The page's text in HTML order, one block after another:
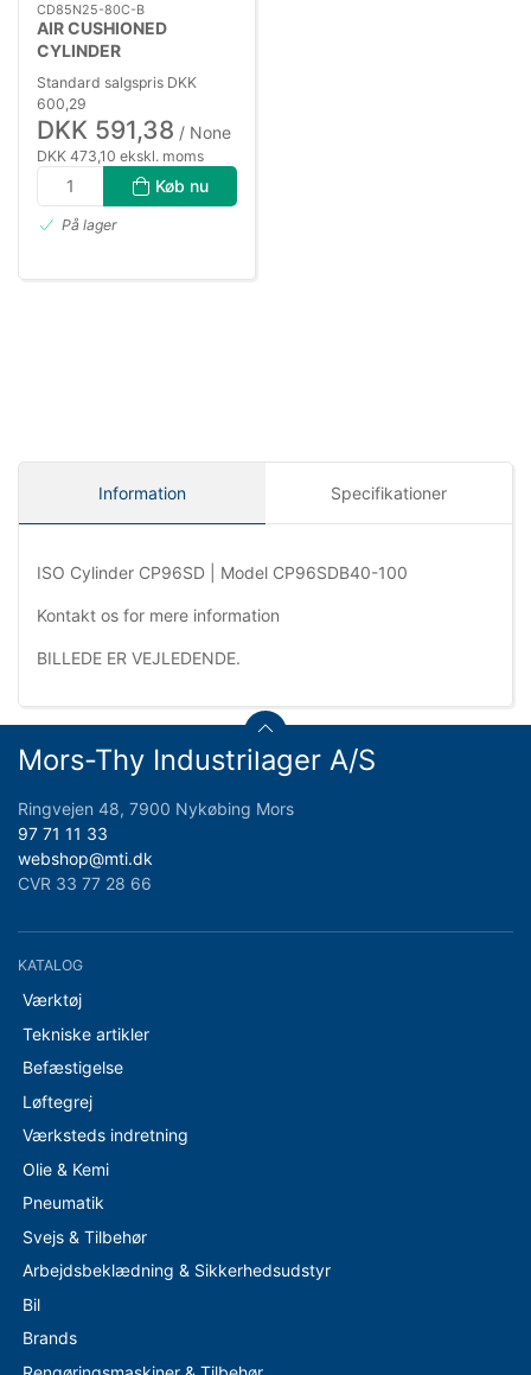
CD85N25-80C-B
AIR CUSHIONED
CYLINDER
Standard salgspris DKK
600,29
DKK 591,38 / None
DKK 473,10 ekskl. moms
Køb nu
På lager
Information Specifikationer
ISO Cylinder CP96SD | Model CP96SDB40-100
Kontakt os for mere information
BILLEDE ER VEJLEDENDE.
Mors-Thy Industrilager A/S
Ringvejen 48, 7900 Nykøbing Mors
97 71 11 33
webshop@mti.dk
CVR 33 77 28 66
KATALOG
Værktøj
Tekniske artikler
Befæstigelse
Løftegrej
Værksteds indretning
Olie & Kemi
Pneumatik
Svejs & Tilbehør
Arbejdsbeklædning & Sikkerhedsudstyr
Bil
Brands